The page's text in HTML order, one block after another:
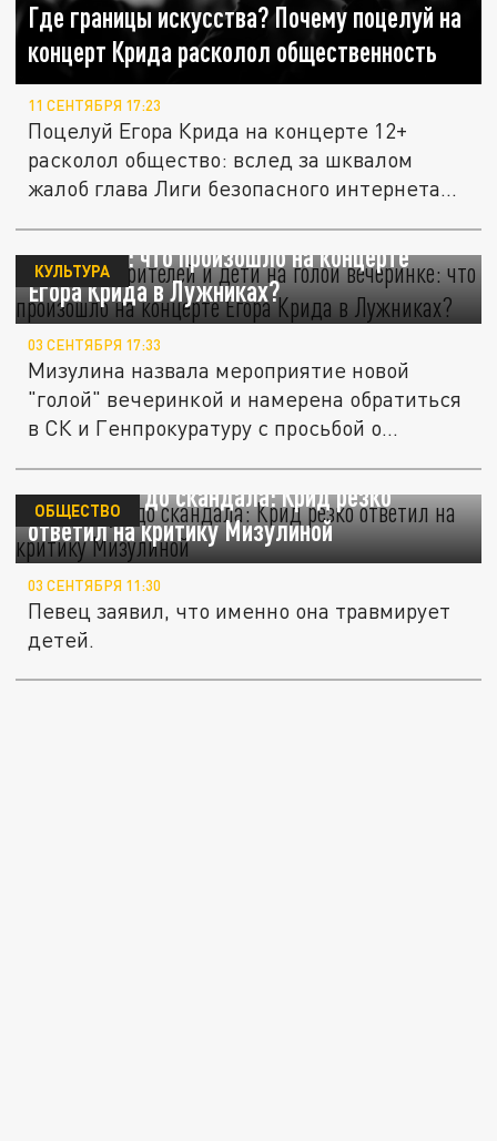
Где границы искусства? Почему поцелуй на
концерт Крида расколол общественность
11 СЕНТЯБРЯ 17:23
Поцелуй Егора Крида на концерте 12+
расколол общество: вслед за шквалом
жалоб глава Лиги безопасного интернета...
80 тысяч зрителей и дети на "голой"
вечеринке: что произошло на концерте
Егора Крида в Лужниках?
КУЛЬТУРА
03 СЕНТЯБРЯ 17:33
Мизулина назвала мероприятие новой
"голой" вечеринкой и намерена обратиться
в СК и Генпрокуратуру с просьбой о...
От поцелуя до скандала: Крид резко
ответил на критику Мизулиной
ОБЩЕСТВО
03 СЕНТЯБРЯ 11:30
Певец заявил, что именно она травмирует
детей.